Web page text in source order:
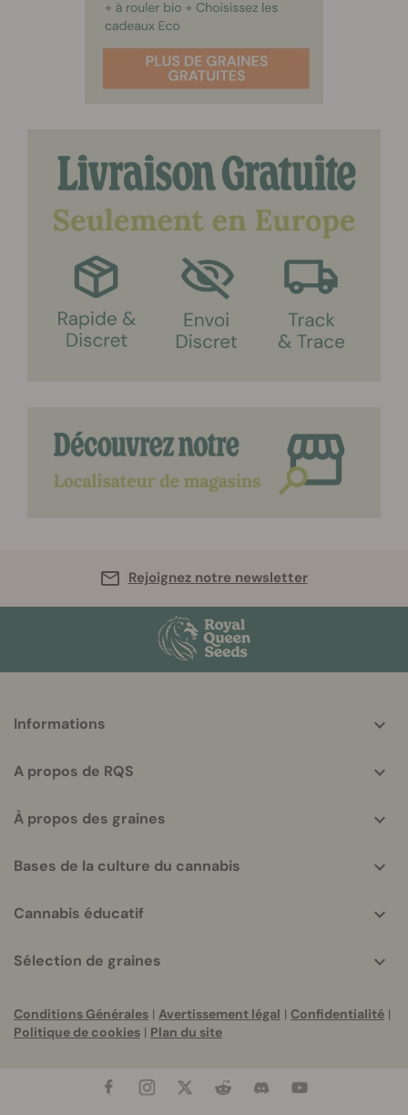
Rejoignez notre newsletter
helpful
Informations
A propos de RQS
À propos des graines
Bases de la culture du cannabis
Cannabis éducatif
Sélection de graines
Conditions Générales | Avertissement légal | Confidentialité |
Politique de cookies | Plan du site